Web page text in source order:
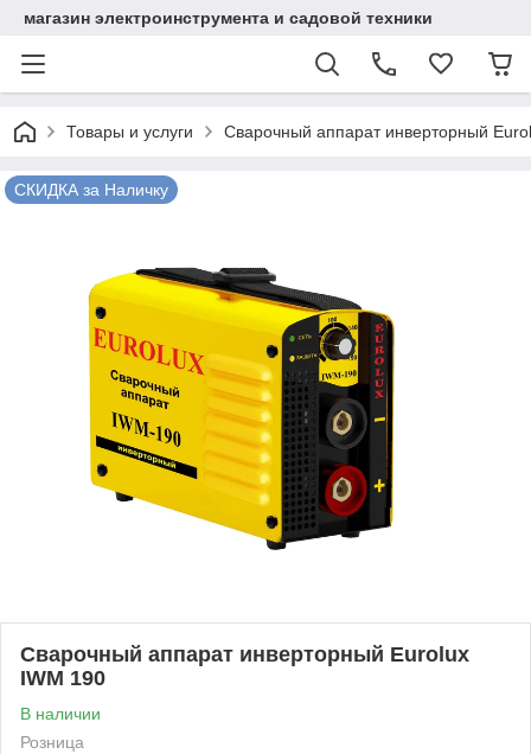
магазин электроинструмента и садовой техники
Товары и услуги Сварочный аппарат инверторный
СКИДКА за Наличку
Сварочный аппарат инверторный Eurolux
IWM 190
В наличии
Розница